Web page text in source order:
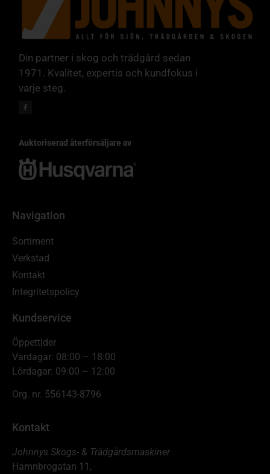
Din partner i skog och trädgård sedan
1971. Kvalitet, expertis och kundfokus i
varje steg.
Auktoriserad återförsäljare av
Navigation
Sortiment
Verkstad
Kontakt
Integritetspolicy
Kundservice
Öppettider
Vardagar: 08:00 – 18:00
Lördagar: 09:00 – 12:00
Org. nr. 556143-8796
Kontakt
Johnnys Skogs- & Trädgårdsmaskiner
Hamnbrogatan 11,